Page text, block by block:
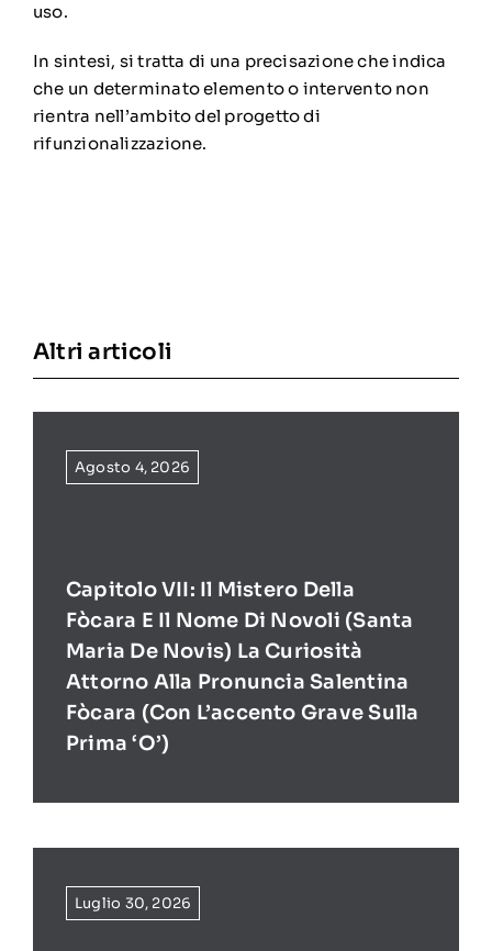
uso.
In sintesi, si tratta di una precisazione che indica
che un determinato elemento o intervento non
rientra nell’ambito del progetto di
rifunzionalizzazione.
Altri articoli
Agosto 4, 2026
Capitolo VII: Il Mistero Della
Fòcara E Il Nome Di Novoli (Santa
Maria De Novis) La Curiosità
Attorno Alla Pronuncia Salentina
Fòcara (con L’accento Grave Sulla
Prima ‘O’)
Luglio 30, 2026